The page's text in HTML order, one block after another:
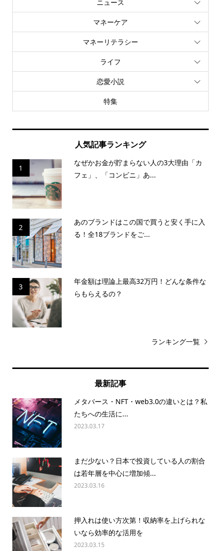
ニュース
マネーケア
マネーリテラシー
ライフ
恋愛小説
特集
人気記事ランキング
1
なぜかお金が貯まらない人の3大理由「カ
フェ」、「コンビニ」あ...
2
あのブランドはこの国で買うと安く手に入
る！全18ブランドをご...
3
年金額は理論上最高32万円！どんな条件な
らもらえるの？
ランキング一覧
最新記事
メタバース・NFT・web3.0の違いとは？私
たちへの生活に...
2023.03.17
まだ少ない？日本で投資している人の割合
は若年層を中心に増加傾...
2023.03.16
押入れは使い方次第！収納率を上げられな
いなら効率的な活用を
2023.03.15